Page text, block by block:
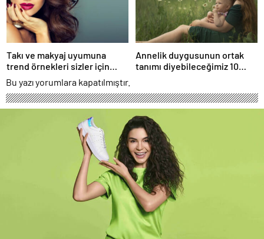
Takı ve makyaj uyumuna
trend örnekleri sizler için
derledik.
Annelik duygusunun ortak
tanımı diyebileceğimiz 10
Bu yazı yorumlara kapatılmıştır.